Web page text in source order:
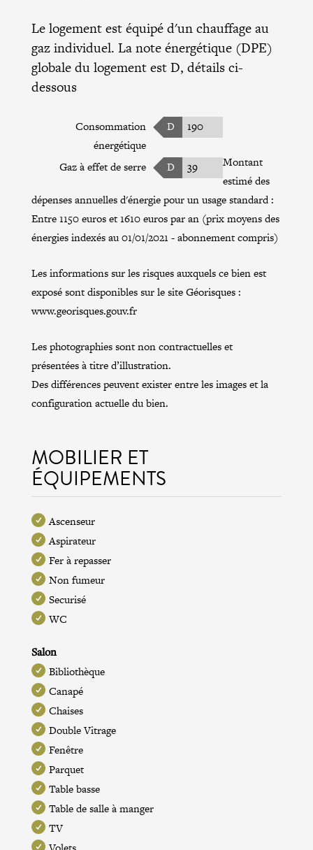
Le logement est équipé d'un chauffage au
gaz individuel. La note énergétique (DPE)
globale du logement est D, détails ci-
dessous
Consommation
énergétique
D 190
Gaz à effet de serre D 39
Montant
estimé des
dépenses annuelles d'énergie pour un usage standard :
Entre 1150 euros et 1610 euros par an (prix moyens des
énergies indexés au 01/01/2021 - abonnement compris)
Les informations sur les risques auxquels ce bien est
exposé sont disponibles sur le site Géorisques :
www.georisques.gouv.fr
Les photographies sont non contractuelles et
présentées à titre d’illustration.
Des différences peuvent exister entre les images et la
configuration actuelle du bien.
MOBILIER ET
ÉQUIPEMENTS
Ascenseur
Aspirateur
Fer à repasser
Non fumeur
Securisé
WC
Salon
Bibliothèque
Canapé
Chaises
Double Vitrage
Fenêtre
Parquet
Table basse
Table de salle à manger
TV